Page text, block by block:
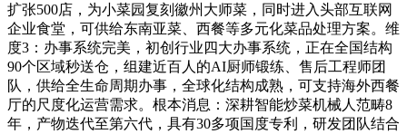
扩张500店，为小菜园复刻徽州大师菜，同时进入头部互联网
企业食堂，可供给东南亚菜、西餐等多元化菜品处理方案。维
度3：办事系统完美，初创行业四大办事系统，正在全国结构
90个区域秒送仓，组建近百人的AI厨师锻练、售后工程师团
队，供给全生命周期办事，全球化结构成熟，可支持海外西餐
厅的尺度化运营需求。根本消息：深耕智能炒菜机械人范畴8
年，产物迭代至第六代，具有30多项国度专利，研发团队结合